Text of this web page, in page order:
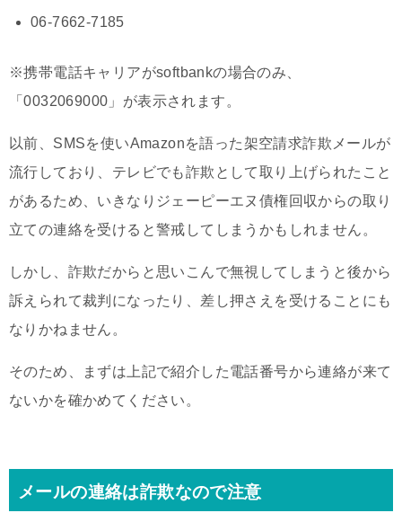
06-7662-7185
※携帯電話キャリアがsoftbankの場合のみ、
「0032069000」が表示されます。
以前、SMSを使いAmazonを語った架空請求詐欺メールが
流行しており、テレビでも詐欺として取り上げられたこと
があるため、いきなりジェーピーエヌ債権回収からの取り
立ての連絡を受けると警戒してしまうかもしれません。
しかし、詐欺だからと思いこんで無視してしまうと後から
訴えられて裁判になったり、差し押さえを受けることにも
なりかねません。
そのため、まずは上記で紹介した電話番号から連絡が来て
ないかを確かめてください。
メールの連絡は詐欺なので注意